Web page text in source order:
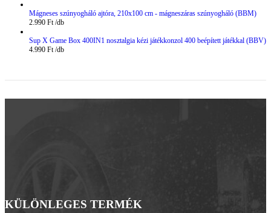
Mágneses szúnyogháló ajtóra, 210x100 cm - mágneszáras szúnyogháló (BBM)
2.990 Ft
Sup X Game Box 400IN1 nosztalgia kézi játékkonzol 400 beépített játékkal (BBV)
4.990 Ft
KÜLÖNLEGES TERMÉK